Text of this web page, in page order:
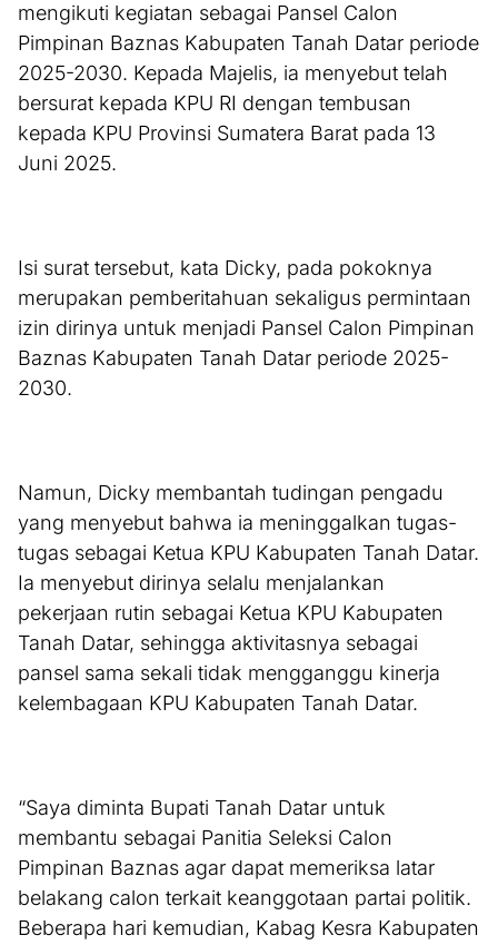
mengikuti kegiatan sebagai Pansel Calon
Pimpinan Baznas Kabupaten Tanah Datar periode
2025-2030. Kepada Majelis, ia menyebut telah
bersurat kepada KPU RI dengan tembusan
kepada KPU Provinsi Sumatera Barat pada 13
Juni 2025.
Isi surat tersebut, kata Dicky, pada pokoknya
merupakan pemberitahuan sekaligus permintaan
izin dirinya untuk menjadi Pansel Calon Pimpinan
Baznas Kabupaten Tanah Datar periode 2025-
2030.
Namun, Dicky membantah tudingan pengadu
yang menyebut bahwa ia meninggalkan tugas-
tugas sebagai Ketua KPU Kabupaten Tanah Datar.
Ia menyebut dirinya selalu menjalankan
pekerjaan rutin sebagai Ketua KPU Kabupaten
Tanah Datar, sehingga aktivitasnya sebagai
pansel sama sekali tidak mengganggu kinerja
kelembagaan KPU Kabupaten Tanah Datar.
“Saya diminta Bupati Tanah Datar untuk
membantu sebagai Panitia Seleksi Calon
Pimpinan Baznas agar dapat memeriksa latar
belakang calon terkait keanggotaan partai politik.
Beberapa hari kemudian, Kabag Kesra Kabupaten